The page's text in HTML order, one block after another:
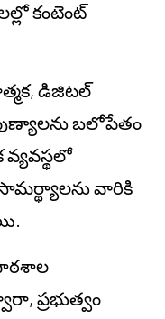
కంటెంట్
డిజిటల్
బలోపేతం
వారికి
ప్రభుత్వం